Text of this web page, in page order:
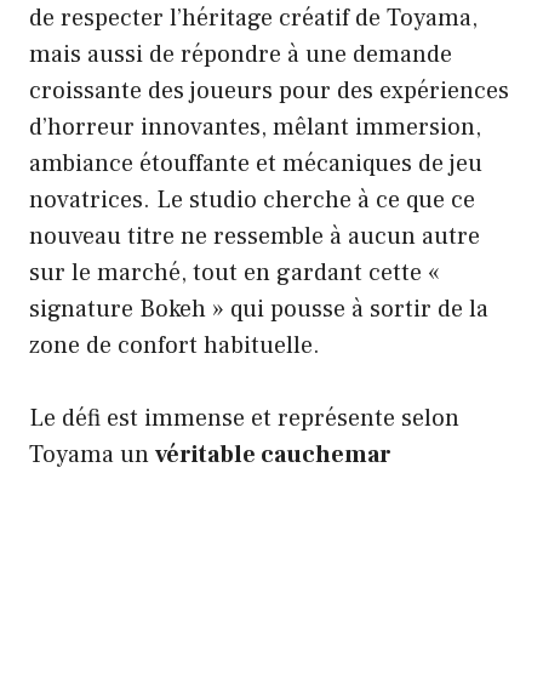
de respecter l’héritage créatif de Toyama,
mais aussi de répondre à une demande
croissante des joueurs pour des expériences
d’horreur innovantes, mêlant immersion,
ambiance étouffante et mécaniques de jeu
novatrices. Le studio cherche à ce que ce
nouveau titre ne ressemble à aucun autre
sur le marché, tout en gardant cette «
signature Bokeh » qui pousse à sortir de la
zone de confort habituelle.
Le défi est immense et représente selon
Toyama unvéritable cauchemar